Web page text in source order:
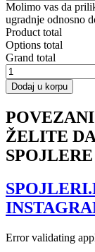
Molimo vas da
ugradnje odnosno
Product total
Options total
Grand total
SPOILER
CAP
for
X6
F16
M-
Pack
X6
M
F86
Dodaj u korpu
ŽELITE
Error validating